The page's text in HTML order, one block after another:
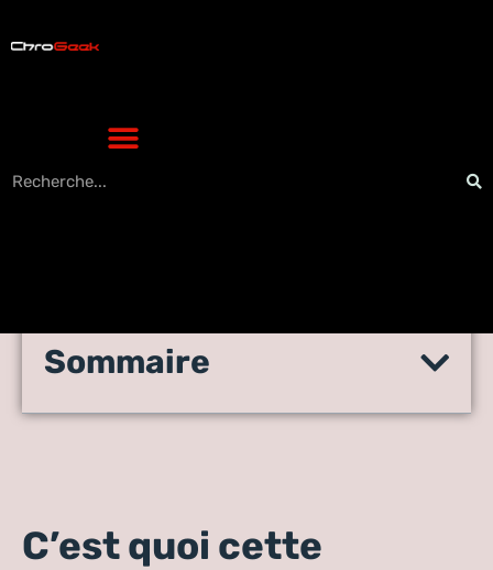
partie de la classe ?
Sommaire
C’est quoi cette